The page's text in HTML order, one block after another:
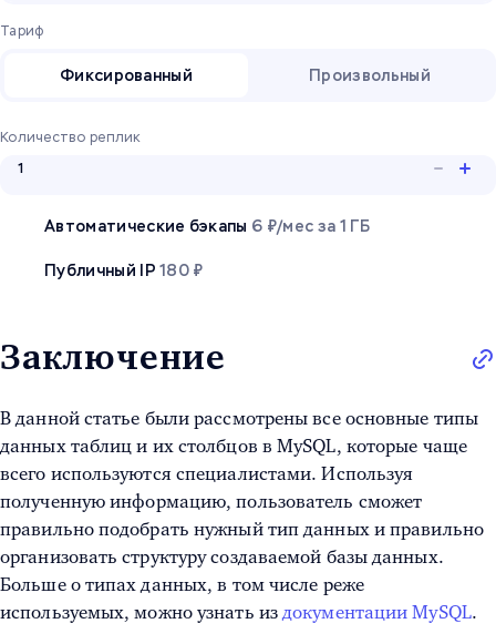
Тариф
Фиксированный Произвольный
Количество реплик
Автоматические бэкапы 6 ₽/мес за 1 ГБ
Публичный IP180 ₽
Заключение
В данной статье были рассмотрены все основные типы
данных таблиц и их столбцов в MySQL, которые чаще
всего используются специалистами. Используя
полученную информацию, пользователь сможет
правильно подобрать нужный тип данных и правильно
организовать структуру создаваемой базы данных.
Больше о типах данных, в том числе реже
используемых, можно узнать издокументации MySQL.